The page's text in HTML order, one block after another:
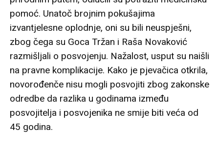
pomoć. Unatoč brojnim pokušajima
izvantjelesne oplodnje, oni su bili neuspješni,
zbog čega su Goca Tržan i Raša Novaković
razmišljali o posvojenju. Nažalost, usput su naišli
na pravne komplikacije. Kako je pjevačica otkrila,
novorođenče nisu mogli posvojiti zbog zakonske
odredbe da razlika u godinama između
posvojitelja i posvojenika ne smije biti veća od
45 godina.